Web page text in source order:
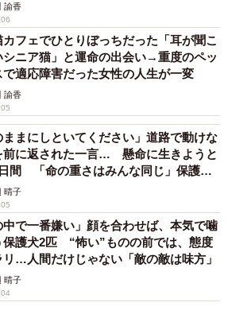
3/10
さんの手からミルクを飲むジェームズ
したが、そこへ思わぬ助っ人が現
っているチワプーのすみれちゃん。
子守をしていたが、驚いたことに
たのか、ジェームズのお尻を刺激し
。
諭香
カフェでひとりぼっちだった「耳が聞こ
シニア猫」と運命の出会い→重度のペッ
で適応障害だった女性の人生が一変
諭香
ままにしといてください」道路で動けな
前に返された一言… 懸命に生きようと
間 「命の重さはみんな同じ」保護団
訴え
晴子
中で一番嫌い」顔を合わせば、本気で噛
保護犬2匹 “怖い”ものの前では、態度
リ…人間だけじゃない「敵の敵は味方」
晴子